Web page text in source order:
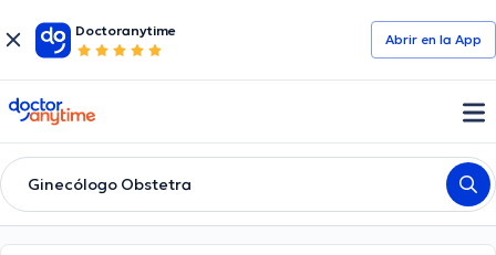
Doctoranytime
Abrir en la App
doctoranytime
Ginecólogo Obstetra